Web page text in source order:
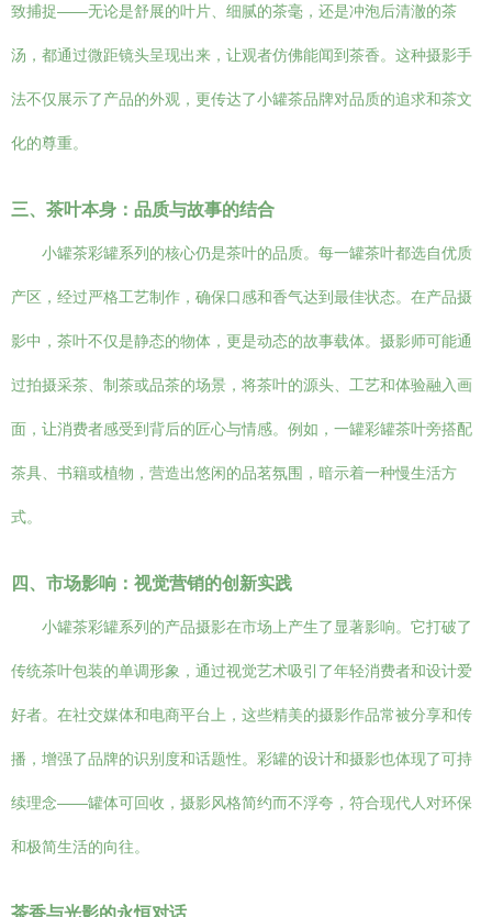
致捕捉——无论是舒展的叶片、细腻的茶毫，还是冲泡后清澈的茶
汤，都通过微距镜头呈现出来，让观者仿佛能闻到茶香。这种摄影手
法不仅展示了产品的外观，更传达了小罐茶品牌对品质的追求和茶文
化的尊重。
三、茶叶本身：品质与故事的结合
小罐茶彩罐系列的核心仍是茶叶的品质。每一罐茶叶都选自优质
产区，经过严格工艺制作，确保口感和香气达到最佳状态。在产品摄
影中，茶叶不仅是静态的物体，更是动态的故事载体。摄影师可能通
过拍摄采茶、制茶或品茶的场景，将茶叶的源头、工艺和体验融入画
面，让消费者感受到背后的匠心与情感。例如，一罐彩罐茶叶旁搭配
茶具、书籍或植物，营造出悠闲的品茗氛围，暗示着一种慢生活方
式。
四、市场影响：视觉营销的创新实践
小罐茶彩罐系列的产品摄影在市场上产生了显著影响。它打破了
传统茶叶包装的单调形象，通过视觉艺术吸引了年轻消费者和设计爱
好者。在社交媒体和电商平台上，这些精美的摄影作品常被分享和传
播，增强了品牌的识别度和话题性。彩罐的设计和摄影也体现了可持
续理念——罐体可回收，摄影风格简约而不浮夸，符合现代人对环保
和极简生活的向往。
茶香与光影的永恒对话